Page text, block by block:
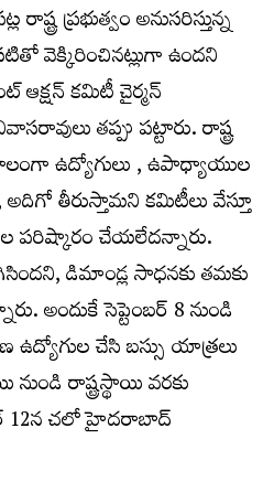
ప్రభుత్వం అనుసరిస్తున్న
వెక్కిరించినట్లుగా ఉందని
కమిటీ చైర్మ‌న్
తప్పు పట్టారు. రాష్ట్ర
ఉద్యోగులు , ఉపాధ్యాయుల
తీరుస్తామని కమిటీలు వేస్తూ
పరిష్కారం చేయలేదన్నారు.
డిమాండ్ల సాధనకు తమకు
అందుకే సెప్టెంబర్ 8 నుండి
చేసి బస్సు యాత్రలు
రాష్ట్రస్థాయి వరకు
12న చలో హైదరాబాద్